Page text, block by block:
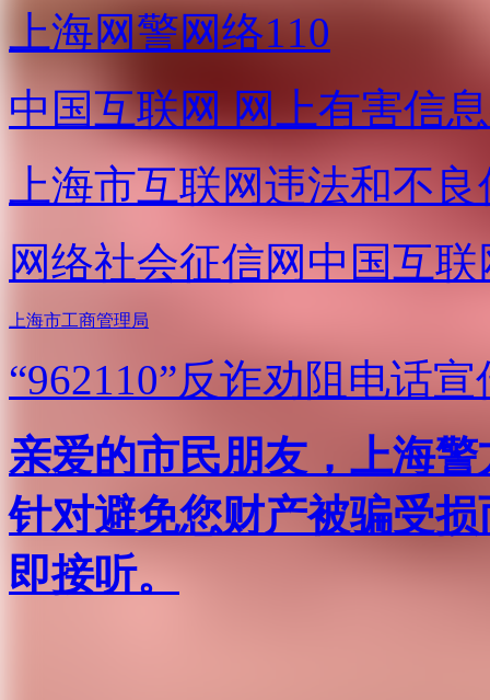
上海网警网络110
中国互联网 网上有害信
上海市互联网违法和不
网络社会征信网 中国互
上海市工商管理局
“962110”反诈劝阻电话宣
亲爱的市民朋友，上海
针对避免您财产被骗受
即接听。